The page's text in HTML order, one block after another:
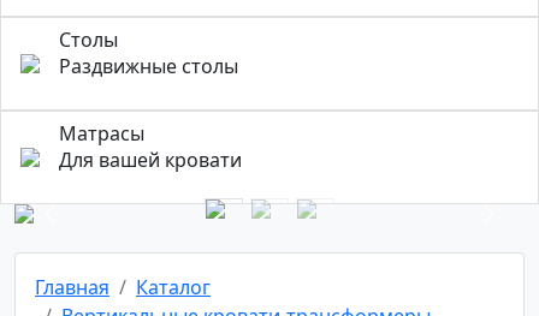
Столы
Раздвижные столы
Матрасы
Для вашей кровати
Главная
Каталог